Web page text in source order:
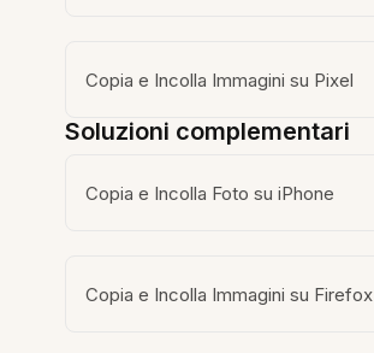
Copia e Incolla Immagini su Pixel
Soluzioni complementari
Copia e Incolla Foto su iPhone
Copia e Incolla Immagini su Firefox